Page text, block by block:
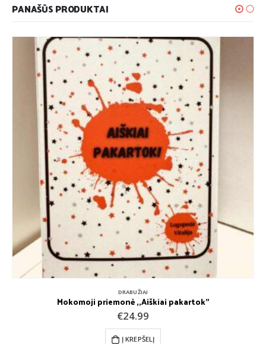
PANAŠŪS PRODUKTAI
DRABUŽIAI
Mokomoji priemonė ,,Aiškiai pakartok”
€24.99
Į KREPŠELĮ